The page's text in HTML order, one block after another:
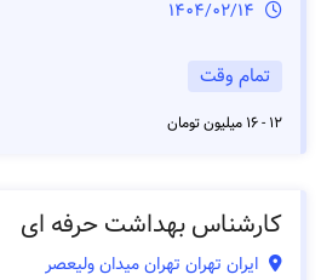
تمام وقت
کارشناس بهداشت حرفه ای
ایران تهران تهران میدان ولیعصر